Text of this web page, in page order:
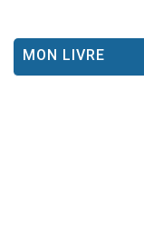
MON LIVRE